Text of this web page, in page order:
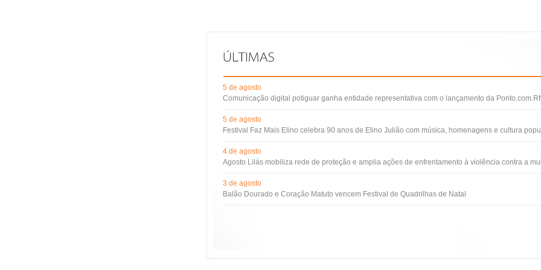
5 de agosto
Comunicação digital potiguar ganha entidade representativa com o lançamento da
5 de agosto
Festival Faz Mais Elino celebra 90 anos de Elino Julião com música, homenagens e cultura
4 de agosto
Agosto Lilás mobiliza rede de proteção e amplia ações de enfrentamento à violência contra a
3 de agosto
Balão Dourado e Coração Matuto vencem Festival de Quadrilhas de Natal